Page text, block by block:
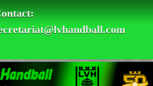
cookies